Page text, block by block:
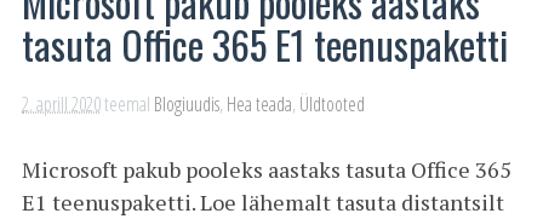
tasuta Office 365 E1 teenuspaketti
2. aprill 2020teemal Blogiuudis, Hea teada, Üldtooted
Microsoft pakub pooleks aastaks tasuta Office 365
E1 teenuspaketti. Loe lähemalt tasuta distantsilt